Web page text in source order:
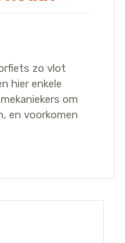
zo vlot
hier enkele
om
en voorkomen